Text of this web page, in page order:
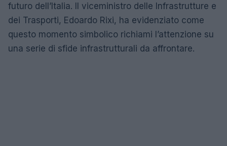
futuro dell’Italia. Il viceministro delle Infrastrutture e
dei Trasporti, Edoardo Rixi, ha evidenziato come
questo momento simbolico richiami l’attenzione su
una serie di sfide infrastrutturali da affrontare.